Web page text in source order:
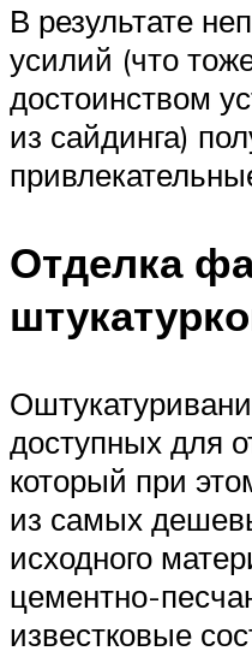
В результате
усилий (что
достоинством
из сайдинга)
Отделка
доступных для
который при
из самых
исходного
цементно-
известковые